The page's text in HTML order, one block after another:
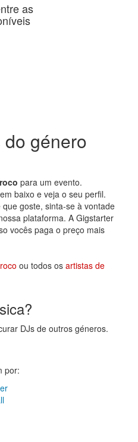
as
género
para um evento.
baixo e veja o seu perfil.
goste, sinta-se à vontade
plataforma. A Gigstarter
vocês paga o preço mais
ou todos os artistas de
DJs de outros géneros.
por: